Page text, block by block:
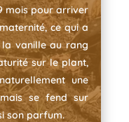
mois pour arriver
ce qui a
vanille au rang
sur le plant,
une
se fend sur
son parfum.